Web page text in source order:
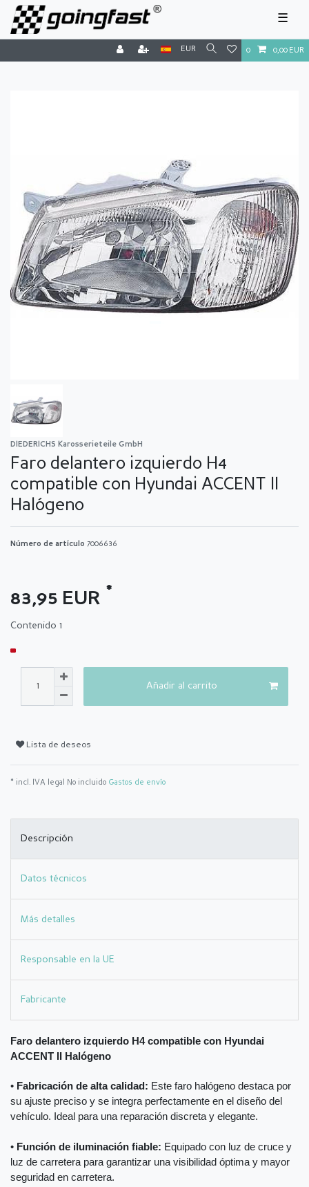
☰
EUR 0 0,00 EUR
DIEDERICHS Karosserieteile GmbH
Faro delantero izquierdo H4
compatible con Hyundai ACCENT II
Halógeno
Número de artículo 7006636
83,95 EUR *
Contenido 1
Añadir al carrito
Lista de deseos
* incl. IVA legal No incluido Gastos de envío
Descripción
Datos técnicos
Más detalles
Responsable en la UE
Fabricante
Faro delantero izquierdo H4 compatible con Hyundai
ACCENT II Halógeno
• Fabricación de alta calidad: Este faro halógeno destaca por
su ajuste preciso y se integra perfectamente en el diseño del
vehículo. Ideal para una reparación discreta y elegante.
• Función de iluminación fiable: Equipado con luz de cruce y
luz de carretera para garantizar una visibilidad óptima y mayor
seguridad en carretera.